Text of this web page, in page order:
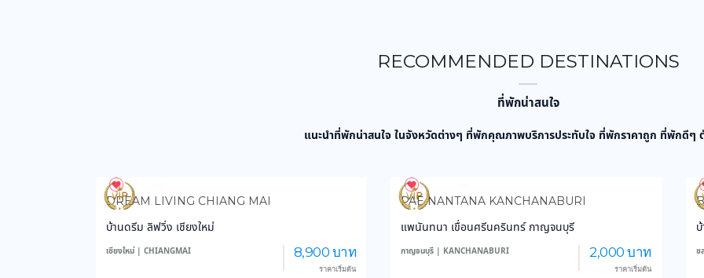
RECOMMENDED DESTINATIONS
ที่พักน่าสนใจ
แนะนำที่พักน่าสนใจ ในจังหวัดต่างๆ ที่พักคุณภาพบริการประทับใจ ที่พักราคาถูก ที่พักดีๆ
991
DREAM LIVING CHIANG MAI
บ้านดรีม ลิฟวิ่ง เชียงใหม่
เชียงใหม่ | CHIANGMAI 8,900 บาท
ราคาเริ่มต้น
3,891
PAE NANTANA KANCHANABURI
แพนันทนา เขื่อนศรีนครินทร์ กาญจนบุรี
กาญจนบุรี | KANCHANABURI 2,000 บาท
ราคาเริ่มต้น
ช